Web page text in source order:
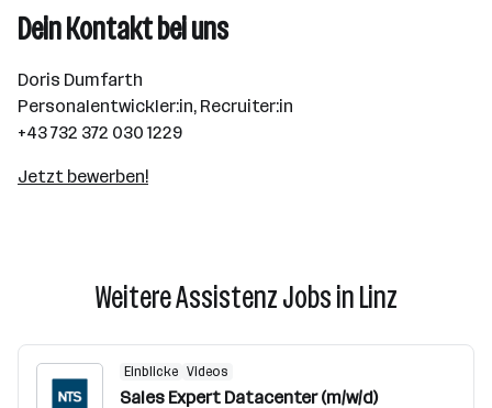
Dein Kontakt bei uns
Doris Dumfarth
Personalentwickler:in, Recruiter:in
+43 732 372 030 1229
Jetzt bewerben!
Weitere Assistenz Jobs in Linz
Einblicke Videos
Sales Expert Datacenter (m/w/d)